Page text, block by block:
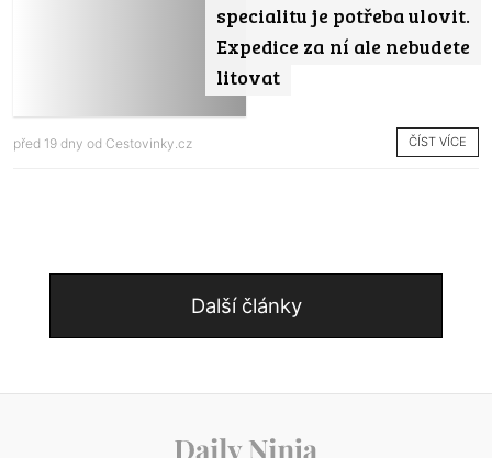
specialitu je potřeba ulovit.
Expedice za ní ale nebudete
litovat
před 19 dny od Cestovinky.cz ČÍST VÍCE
Další články